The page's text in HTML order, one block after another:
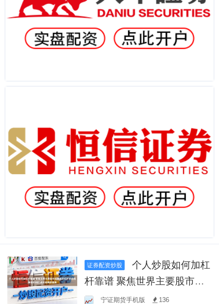
证券配资炒股
个人炒股如何加杠
杆靠谱 聚焦世界主要股市股
票融资杠杆的合规审查机制
宁证期货手机版 136